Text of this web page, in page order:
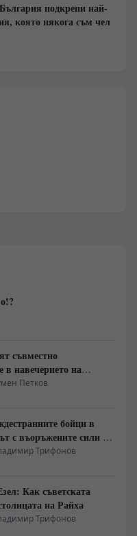
подкрепи най-
която някога съм чел
съвместно
в навечерието на
Петков
бойци в
с въоръжените сили не
Трифонов
Как съветската
на Райха
Трифонов